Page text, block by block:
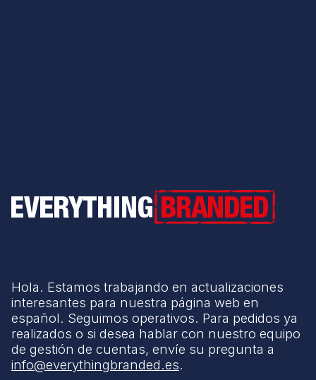
Everything Branded
Hola. Estamos trabajando en actualizaciones
interesantes para nuestra página web en
español. Seguimos operativos. Para pedidos ya
realizados o si desea hablar con nuestro equipo
de gestión de cuentas, envíe su pregunta a
info@everythingbranded.es.